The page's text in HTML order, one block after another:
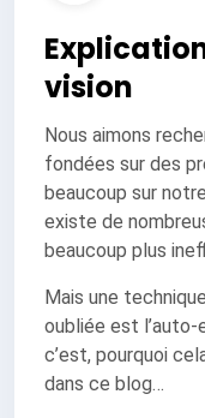
vision
Nous aimons
fondées sur des
beaucoup sur
existe de
beaucoup plus
Mais une
oubliée est
c’est, pourquoi
dans ce blog…